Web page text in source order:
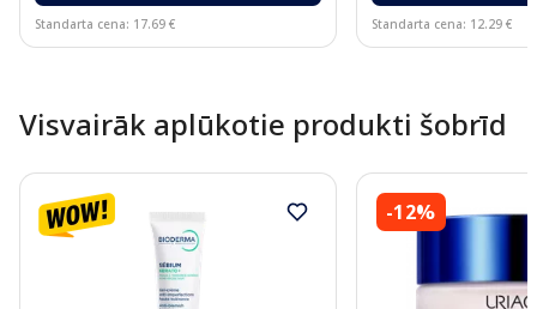
Standarta cena: 17.69 € Standarta cena: 12.29 €
Visvairāk aplūkotie produkti šobrīd
-12%